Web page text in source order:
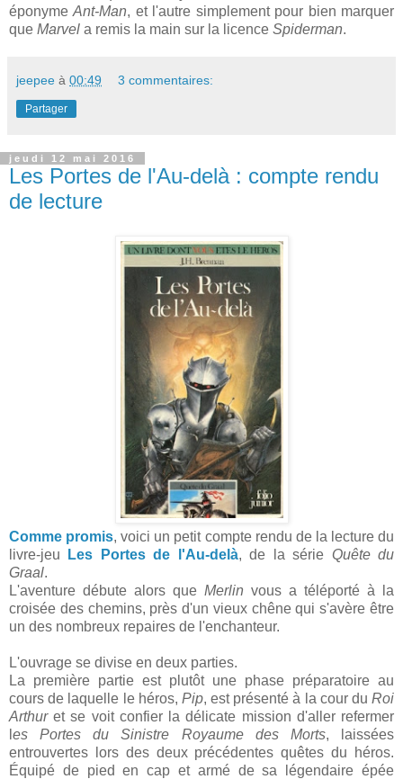
éponymeAnt-Man, et l'autre simplement pour bien marquer
que Marvel a remis la main sur la licence Spiderman.
jeepee à 00:49 3 commentaires:
Partager
jeudi 12 mai 2016
Les Portes de l'Au-delà : compte rendu
de lecture
Comme promis, voici un petit compte rendu de la lecture du
livre-jeu
Les Portes de l'Au-delà, de la série Quête du
Graal.
L'aventure débute alors que Merlin vous a téléporté à la
croisée des chemins, près d'un vieux chêne qui s'avère être
un des nombreux repaires de l'enchanteur.
L'ouvrage se divise en deux parties.
La première partie est plutôt une phase préparatoire au
cours de laquelle le héros, Pip, est présenté à la cour duRoi
Arthuret se voit confier la délicate mission d'aller refermer
es Portes du Sinistre Royaume des Morts, laissées
entrouvertes lors des deux précédentes quêtes du héros.
Équipé de pied en cap et armé de sa légendaire épée